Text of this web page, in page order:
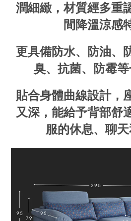
潤細緻，材質經多重
間降溫涼感
更具備防水、防油、
臭、抗菌、防霉等
貼合身體曲線設計，
又深，能給予背部舒
服的休息、聊天